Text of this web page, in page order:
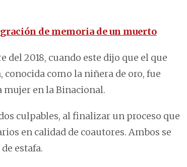
de memoria de un muerto
2018, cuando este dijo que el que
como la niñera de oro, fue
mujer en la Binacional.
culpables, al finalizar un proceso que
en calidad de coautores. Ambos se
estafa.